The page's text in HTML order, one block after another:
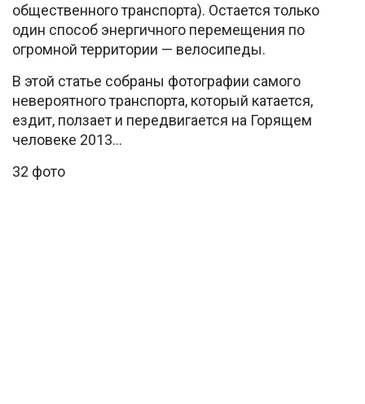
общественного транспорта). Остается только
один способ энергичного перемещения по
огромной территории — велосипеды.
В этой статье собраны фотографии самого
невероятного транспорта, который катается,
ездит, ползает и передвигается на Горящем
человеке 2013…
32 фото